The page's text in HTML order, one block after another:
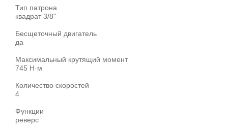
Тип патрона
квадрат 3/8"
Бесщеточный двигатель
да
Максимальный крутящий момент
745 Н·м
Количество скоростей
4
Функции
реверс